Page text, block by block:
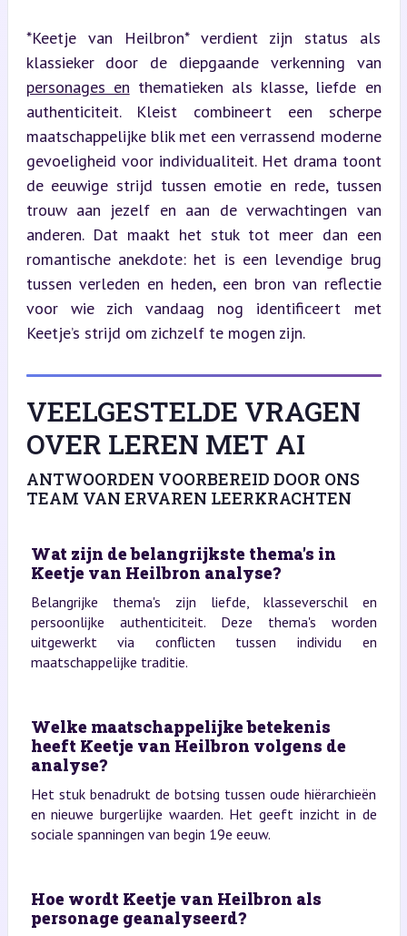
*Keetje van Heilbron* verdient zijn status als
personages en thematieken als klasse, liefde en
authenticiteit. Kleist combineert een scherpe
maatschappelijke blik met een verrassend moderne
gevoeligheid voor individualiteit. Het drama toont
de eeuwige strijd tussen emotie en rede, tussen
trouw aan jezelf en aan de verwachtingen van
anderen. Dat maakt het stuk tot meer dan een
romantische anekdote: het is een levendige brug
tussen verleden en heden, een bron van reflectie
voor wie zich vandaag nog identificeert met
Keetje’s strijd om zichzelf te mogen zijn.
VEELGESTELDE VRAGEN
OVER LEREN MET AI
ANTWOORDEN VOORBEREID DOOR ONS
TEAM VAN ERVAREN LEERKRACHTEN
Wat zijn de belangrijkste thema's in
Keetje van Heilbron analyse?
Belangrijke thema's zijn liefde, klasseverschil en
persoonlijke authenticiteit. Deze thema's worden
uitgewerkt via conflicten tussen individu en
maatschappelijke traditie.
Welke maatschappelijke betekenis
heeft Keetje van Heilbron volgens de
analyse?
Het stuk benadrukt de botsing tussen oude hiërarchieën
en nieuwe burgerlijke waarden. Het geeft inzicht in de
sociale spanningen van begin 19e eeuw.
Hoe wordt Keetje van Heilbron als
personage geanalyseerd?